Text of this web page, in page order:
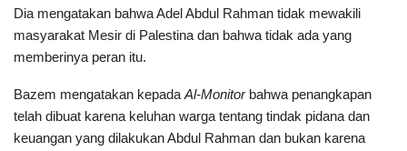
Dia mengatakan bahwa Adel Abdul Rahman tidak mewakili
masyarakat Mesir di Palestina dan bahwa tidak ada yang
memberinya peran itu.
Bazem mengatakan kepada Al-Monitorbahwa penangkapan
telah dibuat karena keluhan warga tentang tindak pidana dan
keuangan yang dilakukan Abdul Rahman dan bukan karena